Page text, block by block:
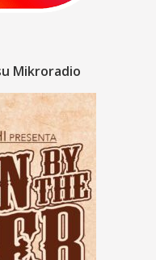
Mikroradio